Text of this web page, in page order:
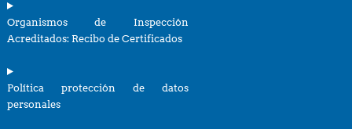
Organismos de Inspección
Acreditados: Recibo de Certificados
Política protección de datos
personales